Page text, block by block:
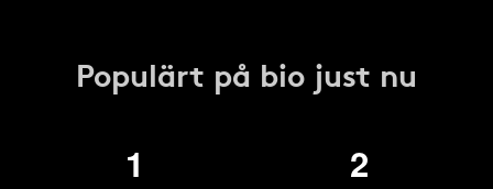
Populärt på bio just nu
1 2